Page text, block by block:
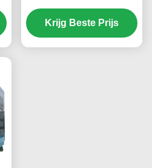
treksterkte, flexibiliteit
en
veiligheidsconformiteit
Krijg Beste Prijs